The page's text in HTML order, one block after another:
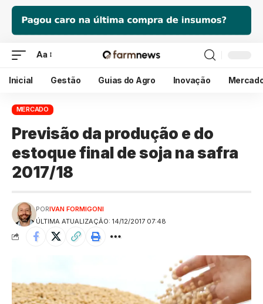
Aa
Inicial Gestão Guias do Agro Inovação
MERCADO
Previsão da produção e do
estoque final de soja na safra
2017/18
ÚLTIMA ATUALIZAÇÃO: 14/12/2017 07:48
PORIVAN FORMIGONI